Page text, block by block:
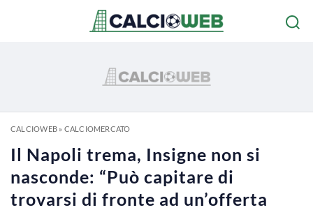
CALCIOWEB» CALCIOMERCATO
Il Napoli trema, Insigne non si
nasconde: “Può capitare di
trovarsi di fronte ad un’offerta